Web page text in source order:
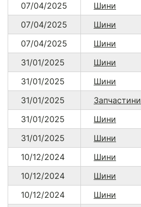
07/04/2025
Шини
07/04/2025
Шини
07/04/2025
Шини
31/01/2025
Шини
31/01/2025
Шини
31/01/2025
Запчастини
31/01/2025
Шини
31/01/2025
Шини
10/12/2024
Шини
10/12/2024
Шини
10/12/2024
Шини